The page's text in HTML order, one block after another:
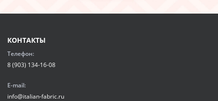
КОНТАКТЫ
Телефон:
8 (903) 134-16-08
E-mail:
info@italian-fabric.ru